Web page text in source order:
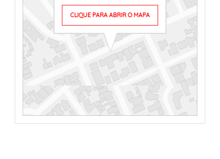
CLIQUE PARA ABRIR O MAPA